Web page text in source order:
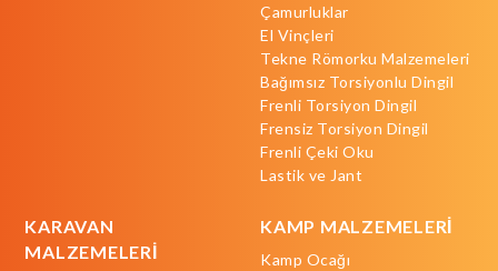
Çamurluklar
El Vinçleri
Tekne Römorku Malzemeleri
Bağımsız Torsiyonlu Dingil
Frenli Torsiyon Dingil
Frensiz Torsiyon Dingil
Frenli Çeki Oku
Lastik ve Jant
KARAVAN
MALZEMELERİ
KAMP MALZEMELERİ
Kamp Ocağı